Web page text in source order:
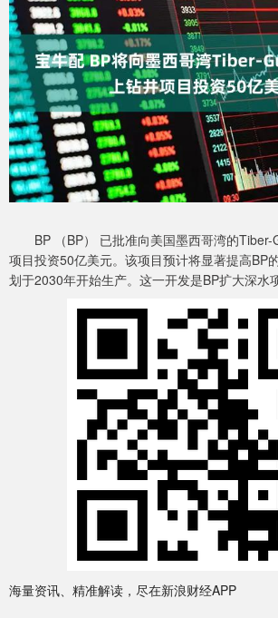
BP （BP） 已批准向美国墨西哥湾的Tiber-
项目投资50亿美元。该项目预计将显著提高BP
划于2030年开始生产。这一开发是BP扩大深水
海量资讯、精准解读，尽在新浪财经APP